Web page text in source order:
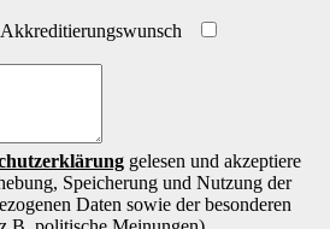
Akkreditierungs­wunsch
gelesen und akzeptiere
Speicherung und Nutzung der
Daten sowie der besonderen